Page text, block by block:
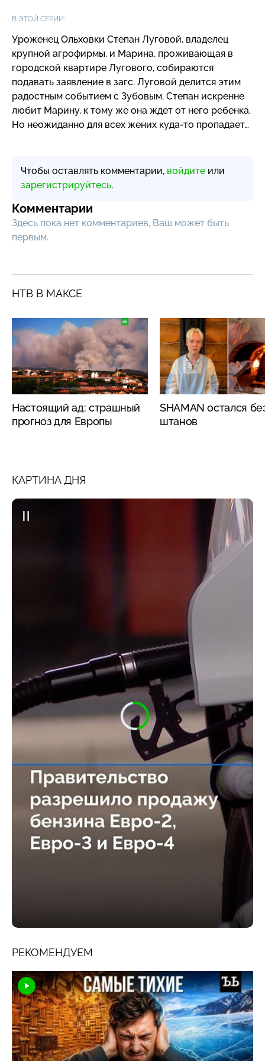
В ЭТОЙ СЕРИИ:
Уроженец Ольховки Степан Луговой, владелец
крупной агрофирмы, и Марина, проживающая в
городской квартире Лугового, собираются
подавать заявление в загс. Луговой делится этим
радостным событием с Зубовым. Степан искренне
любит Марину, к тому же она ждет от него ребенка.
Но неожиданно для всех жених куда-то пропадает…
Чтобы оставлять комментарии, войдите или
зарегистрируйтесь.
Комментарии
Здесь пока нет комментариев, Ваш может быть
первым.
НТВ В МАКСЕ
Настоящий ад: страшный
прогноз для Европы
SHAMAN остался
штанов
КАРТИНА ДНЯ
РЕКОМЕНДУЕМ